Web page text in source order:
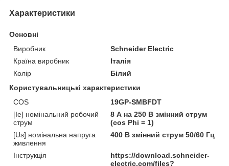
Характеристики
Основні
Виробник
Schneider Electric
Країна виробник
Італія
Колір
Білий
Користувальницькі характеристики
COS
19GP-SMBFDT
[Ie] номінальний робочий
струм
8 А на 250 В змінний струм
(cos Phi = 1)
[Us] номінальна напруга
живлення
400 В змінний струм 50/60 Гц
Інструкція
https://download.schneider-
electric.com/files?